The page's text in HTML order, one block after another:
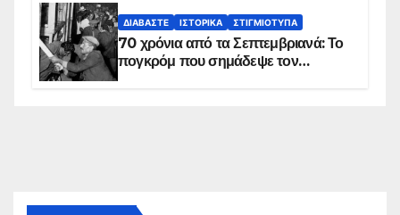
ΔΙΑΒΆΣΤΕ ΙΣΤΟΡΙΚΆ ΣΤΙΓΜΙΌΤΥΠΑ
70 χρόνια από τα Σεπτεμβριανά: Το
πογκρόμ που σημάδεψε τον